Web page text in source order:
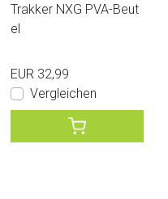
Trakker NXG PVA-Beut
el
EUR 32,99
Vergleichen